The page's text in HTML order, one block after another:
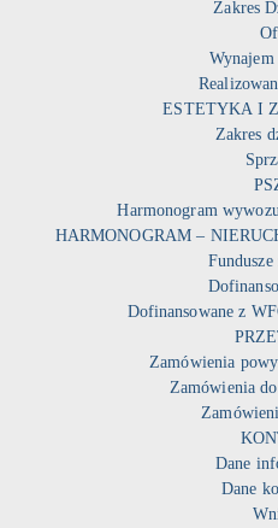
Zakres
Wynajem
ESTETYKA I
Zakres
Harmonogram
HARMONOGRAM –
Dofinansowane z
Zamówienia
Zamówienia
Dane
Dane